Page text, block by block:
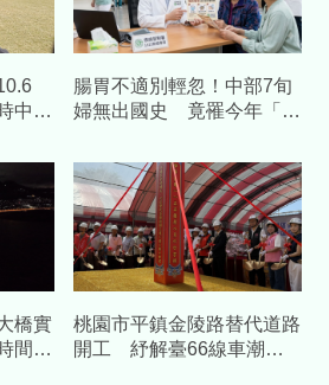
中睿
腸胃不適別輕忽！中部7旬
婦無出國史 竟罹今年「首
橋實
間改
桃園市平鎮金陵路替代道路
開工 紓解臺66線車潮中